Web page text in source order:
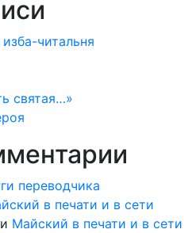
читальня
святая…»
переводчика
в печати и в сети
Майский в печати и в сети